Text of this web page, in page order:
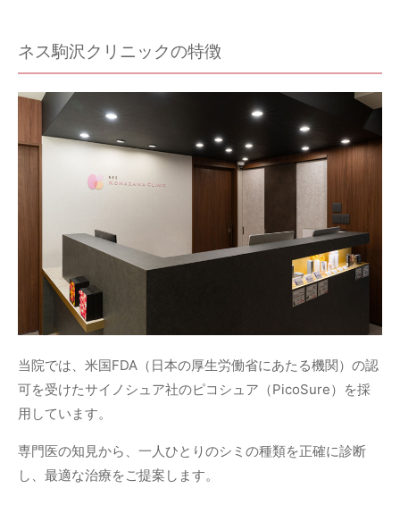
ネス駒沢クリニックの特徴
当院では、米国FDA（日本の厚生労働省にあたる機関）の認
可を受けたサイノシュア社のピコシュア（PicoSure）を採
用しています。
専門医の知見から、一人ひとりのシミの種類を正確に診断
し、最適な治療をご提案します。